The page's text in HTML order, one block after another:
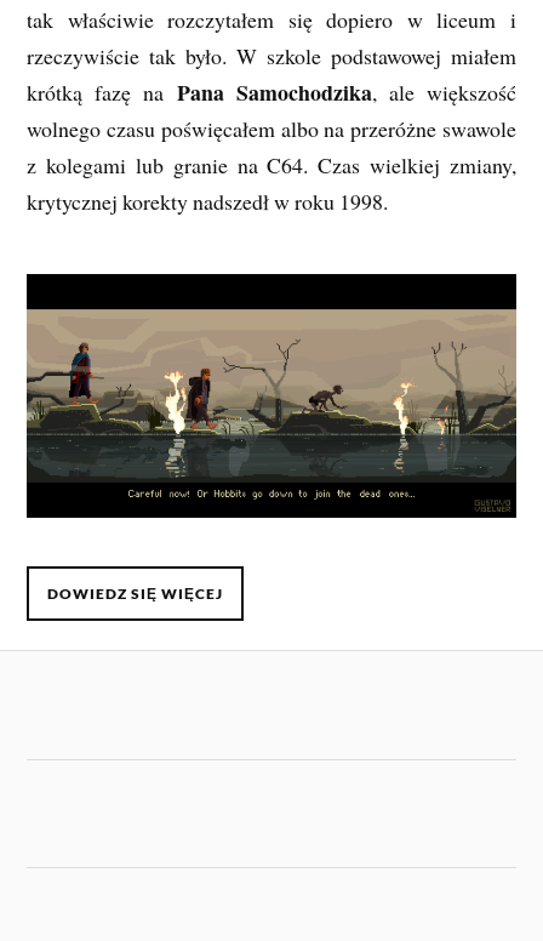
tak właściwie rozczytałem się dopiero w liceum i
rzeczywiście tak było. W szkole podstawowej miałem
krótką fazę na Pana Samochodzika, ale większość
wolnego czasu poświęcałem albo na przeróżne swawole
z kolegami lub granie na C64. Czas wielkiej zmiany,
krytycznej korekty nadszedł w roku 1998.
DOWIEDZ SIĘ WIĘCEJ